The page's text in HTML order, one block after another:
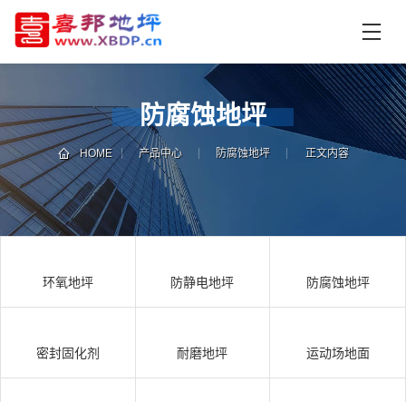
页
中
心
技
术
支
持
资
讯
中
例
咨
防腐蚀地坪
HOME 产品中心 防腐蚀地坪 正文内容
环氧地坪 防静电地坪 防腐蚀地坪
密封固化剂 耐磨地坪 运动场地面